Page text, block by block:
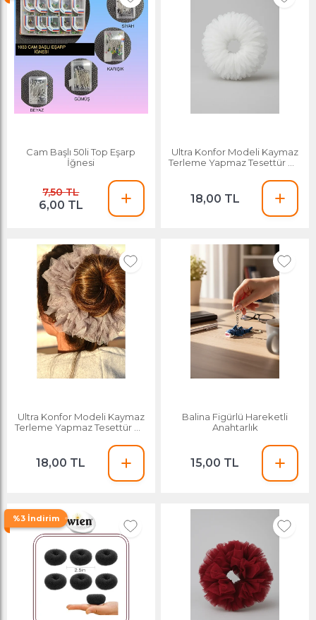
Cam Başlı 50li Top Eşarp
İğnesi
7,50 TL
6,00 TL
Ultra Konfor Modeli Kaymaz
Terleme Yapmaz Tesettür Şal
18,00 TL
Ultra Konfor Modeli Kaymaz
Terleme Yapmaz Tesettür Şal
18,00 TL
Balina Figürlü Hareketli
Anahtarlık
15,00 TL
%3 İndirim